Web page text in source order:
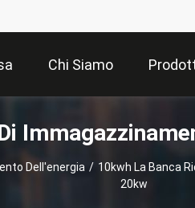
Chi Siamo
Dell'energia / 10kwh La Banca
20kw